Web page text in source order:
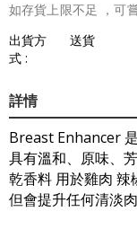
如存貨上限不足 ，可
出貨方
式 :
送貨
詳情
Breast Enhancer
具有溫和、原味、
乾香料 用於雞肉 辣
但會提升任何清淡